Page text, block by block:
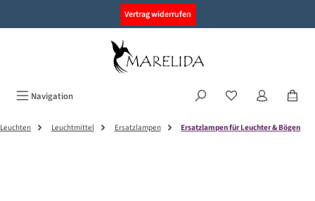
Vertrag widerrufen
Navigation
Leuchten Leuchtmittel Ersatzlampen Ersatzlampen für Leuchter & Bögen